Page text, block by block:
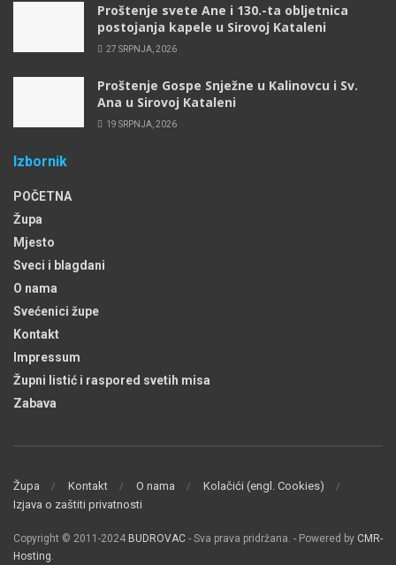
Proštenje svete Ane i 130.-ta obljetnica
postojanja kapele u Sirovoj Kataleni
27 SRPNJA, 2026
Proštenje Gospe Snježne u Kalinovcu i Sv.
Ana u Sirovoj Kataleni
19 SRPNJA, 2026
Izbornik
POČETNA
Župa
Mjesto
Sveci i blagdani
O nama
Svećenici župe
Kontakt
Impressum
Župni listić i raspored svetih misa
Zabava
Župa Kontakt O nama
Kolačići (engl. Cookies)
Izjava o zaštiti privatnosti
Copyright © 2011-2024 BUDROVAC - Sva prava pridržana. - Powered by CMR-
Hosting.